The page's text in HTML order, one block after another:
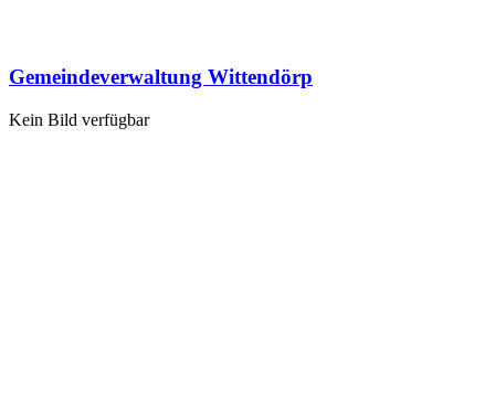
Gemeindeverwaltung Wittendörp
Kein Bild verfügbar